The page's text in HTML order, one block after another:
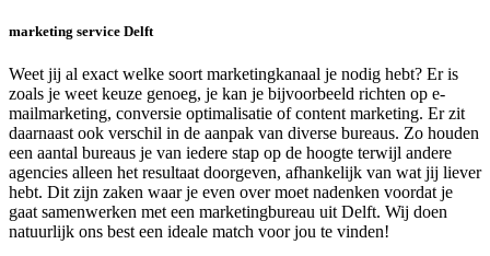
marketing service Delft
Weet jij al exact welke soort marketingkanaal je nodig hebt? Er is
zoals je weet keuze genoeg, je kan je bijvoorbeeld richten op e-
mailmarketing, conversie optimalisatie of content marketing. Er zit
daarnaast ook verschil in de aanpak van diverse bureaus. Zo houden
een aantal bureaus je van iedere stap op de hoogte terwijl andere
agencies alleen het resultaat doorgeven, afhankelijk van wat jij liever
hebt. Dit zijn zaken waar je even over moet nadenken voordat je
gaat samenwerken met een marketingbureau uit Delft. Wij doen
natuurlijk ons best een ideale match voor jou te vinden!